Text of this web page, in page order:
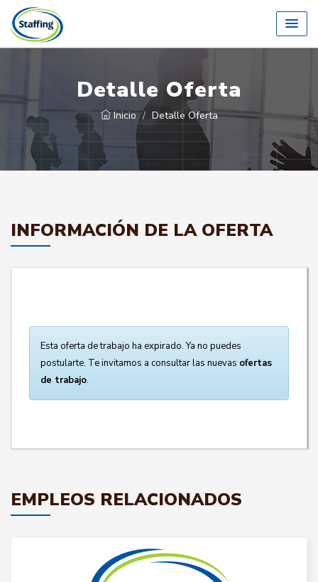
Detalle Oferta
Inicio Detalle Oferta
INFORMACIÓN DE LA OFERTA
Esta oferta de trabajo ha expirado. Ya no puedes
postularte. Te invitamos a consultar las nuevas ofertas
de trabajo.
EMPLEOS RELACIONADOS